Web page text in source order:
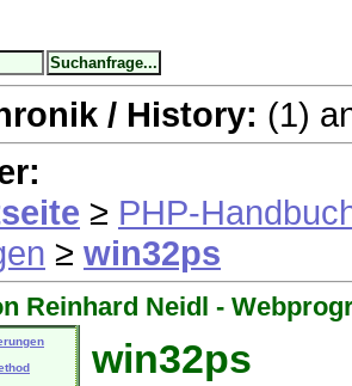
/ History: (1)
≥ PHP-
≥ win32ps
Reinhard Neidl -
win32ps